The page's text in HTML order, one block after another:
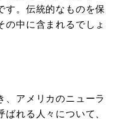
す。伝統的なものを保
の中に含まれるでしょ
、アメリカのニューラ
れる人々について、